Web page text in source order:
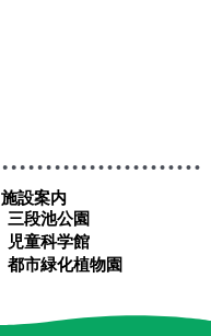
施設案内
三段池公園
児童科学館
都市緑化植物園